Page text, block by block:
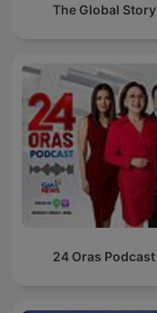
The Global Story
24 Oras Podcast